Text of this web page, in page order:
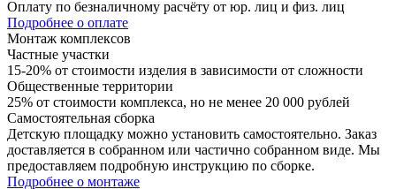
Оплату по безналичному расчёту от юр. лиц и физ. лиц
Подробнее о оплате
Монтаж комплексов
Частные участки
15-20% от стоимости изделия в зависимости от сложности
Общественные территории
25% от стоимости комплекса, но не менее 20 000 рублей
Самостоятельная сборка
Детскую площадку можно установить самостоятельно. Заказ
доставляется в собранном или частично собранном виде. Мы
предоставляем подробную инструкцию по сборке.
Подробнее о монтаже